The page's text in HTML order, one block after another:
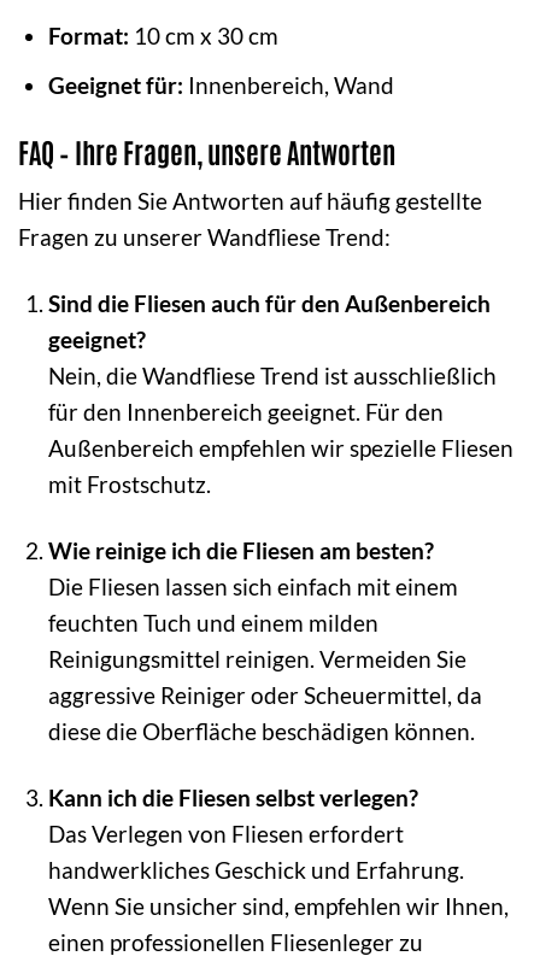
Format: 10 cm x 30 cm
Geeignet für: Innenbereich, Wand
FAQ – Ihre Fragen, unsere Antworten
Hier finden Sie Antworten auf häufig gestellte
Fragen zu unserer Wandfliese Trend:
Sind die Fliesen auch für den Außenbereich
geeignet?
Nein, die Wandfliese Trend ist ausschließlich
für den Innenbereich geeignet. Für den
Außenbereich empfehlen wir spezielle Fliesen
mit Frostschutz.
Wie reinige ich die Fliesen am besten?
Die Fliesen lassen sich einfach mit einem
feuchten Tuch und einem milden
Reinigungsmittel reinigen. Vermeiden Sie
aggressive Reiniger oder Scheuermittel, da
diese die Oberfläche beschädigen können.
Kann ich die Fliesen selbst verlegen?
Das Verlegen von Fliesen erfordert
handwerkliches Geschick und Erfahrung.
Wenn Sie unsicher sind, empfehlen wir Ihnen,
einen professionellen Fliesenleger zu